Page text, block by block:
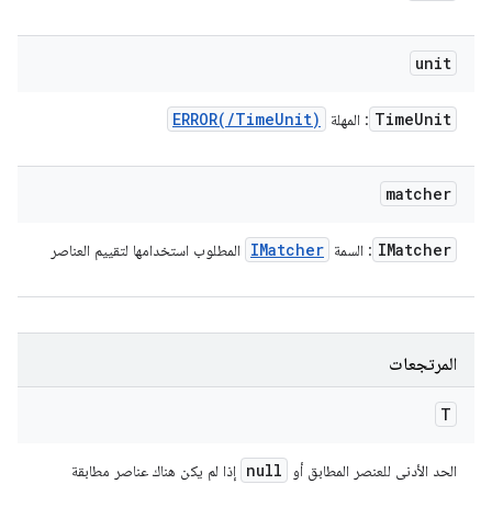
unit
TimeUnit : المهلة ERROR( /TimeUnit)
matcher
IMatcher : السمة IMatcher المطلوب استخدامها لتقييم العناصر
المرتجعات
T
الحد الأدنى للعنصر المطابق أو null إذا لم يكن هناك عناصر مطابقة